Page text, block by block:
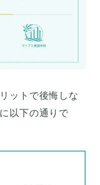
ットで後悔しな
以下の通りで